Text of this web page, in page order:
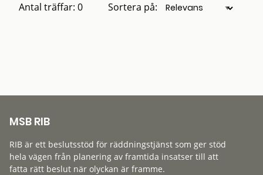
Antal träffar: 0 Sortera på:
MSB RIB
RIB är ett beslutsstöd för räddningstjänst som ger stöd
hela vägen från planering av framtida insatser till att
fatta rätt beslut när olyckan är framme.